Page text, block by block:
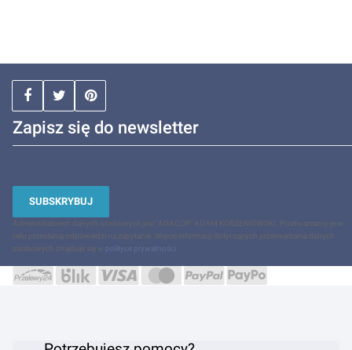
Zapisz się do newsletter
SUBSKRYBUJ
Administratorem danych osobowych jest "ADACOR" ADAM KORZENIOWSKI. Przetwarzamy je w
celu przesłania odpowiedzi na zapytanie. Więcej informacji dotyczących przetwarzania danych
osobowych znajduje się w